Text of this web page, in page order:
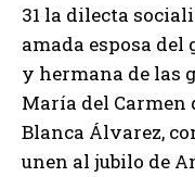
31 la dilecta
amada esposa
y hermana de las
María del Carmen
Blanca Álvarez,
unen al jubilo de